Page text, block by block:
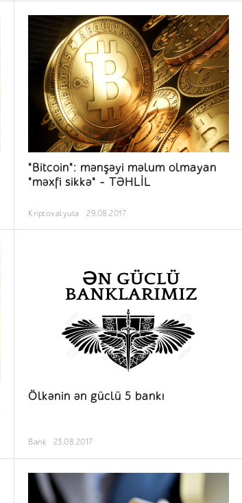
"Bitcoin": mənşəyi məlum olmayan
"məxfi sikkə" - TƏHLİL
Kriptovalyuta 29.08.2017
Ölkənin ən güclü 5 bankı
Bank 23.08.2017